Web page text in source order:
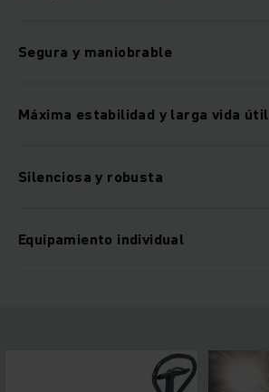
Segura y maniobrable
Máxima estabilidad y larga vida útil
Silenciosa y robusta
Equipamiento individual